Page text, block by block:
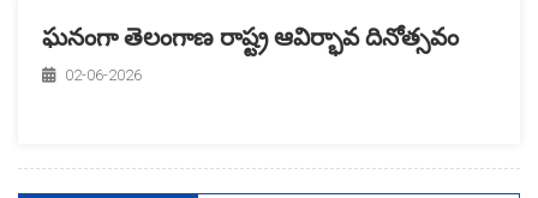
ఘనంగా తెలంగాణ రాష్ట్ర ఆవిర్భావ దినోత్సవం
02-06-2026